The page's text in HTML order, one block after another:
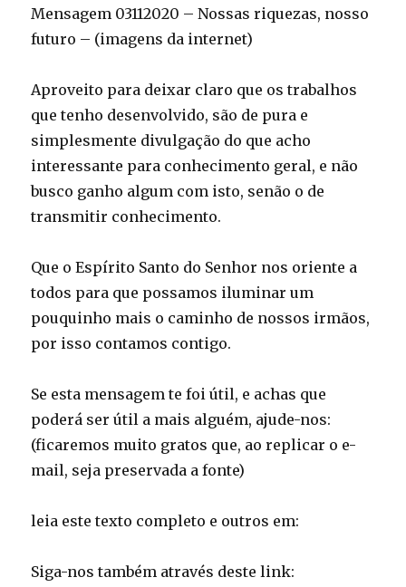
Mensagem 03112020 – Nossas riquezas, nosso
futuro – (imagens da internet)
Aproveito para deixar claro que os trabalhos
que tenho desenvolvido, são de pura e
simplesmente divulgação do que acho
interessante para conhecimento geral, e não
busco ganho algum com isto, senão o de
transmitir conhecimento.
Que o Espírito Santo do Senhor nos oriente a
todos para que possamos iluminar um
pouquinho mais o caminho de nossos irmãos,
por isso contamos contigo.
Se esta mensagem te foi útil, e achas que
poderá ser útil a mais alguém, ajude-nos:
(ficaremos muito gratos que, ao replicar o e-
mail, seja preservada a fonte)
leia este texto completo e outros em:
Siga-nos também através deste link: